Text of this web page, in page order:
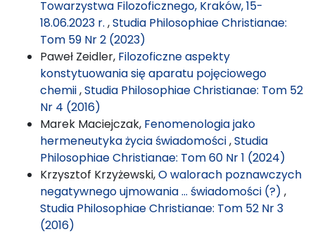
Towarzystwa Filozoficznego, Kraków, 15-
18.06.2023 r. ,Studia Philosophiae Christianae:
Tom 59 Nr 2 (2023)
Paweł Zeidler, Filozoficzne aspekty
konstytuowania się aparatu pojęciowego
chemii,Studia Philosophiae Christianae: Tom 52
Nr 4 (2016)
Marek Maciejczak, Fenomenologia jako
hermeneutyka życia świadomości,Studia
Philosophiae Christianae: Tom 60 Nr 1 (2024)
Krzysztof Krzyżewski,O walorach poznawczych
negatywnego ujmowania … świadomości (?) ,
Studia Philosophiae Christianae: Tom 52 Nr 3
(2016)